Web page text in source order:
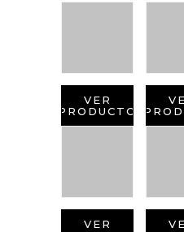
VER
PRODUCTO
VER